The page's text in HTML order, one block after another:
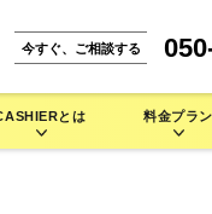
今すぐ、ご相談する
とは 料金プラン